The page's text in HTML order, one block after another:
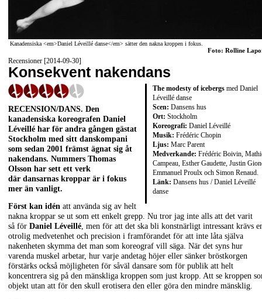
Kanadensiska <em>Daniel Léveillé danse</em> sätter den nakna kroppen i fokus.
Foto: Rolline
Recensioner [2014-09-30]
Konsekvent nakendans
The modesty of icebergs med Daniel
Léveillé danse
Scen: Dansens hus
Ort: Stockholm
Koreografi: Daniel Léveillé
Musik: Frédéric Chopin
Ljus: Marc Parent
Medverkande: Frédéric Boivin,
Campeau, Esther Gaudette, Justin
Emmanuel Proulx och Simon Renaud.
Länk: Dansens hus /Daniel Léveillé
danse
RECENSION/DANS. Den
kanadensiska koreografen Daniel
Léveillé har för andra gången gästat
Stockholm med sitt danskompani
som sedan 2001 främst ägnat sig åt
nakendans. Nummers Thomas
Olsson har sett ett verk
där dansarnas kroppar är i fokus
mer än vanligt.
Först kan idén att använda sig av helt
nakna kroppar se ut som ett enkelt grepp. Nu tror jag inte alls att det varit
så för Daniel Léveillé, men för att det ska bli konstnärligt intressant krävs
otrolig medvetenhet och precision i framförandet för att inte låta själva
nakenheten skymma det man som koreograf vill säga. När det syns hur
varenda muskel arbetar, hur varje andetag höjer eller sänker bröstkorgen
förstärks också möjligheten för såväl dansare som för publik att helt
koncentrera sig på den mänskliga kroppen som just kropp. Att se kroppen
objekt utan att för den skull erotisera den eller göra den mindre mänsklig.